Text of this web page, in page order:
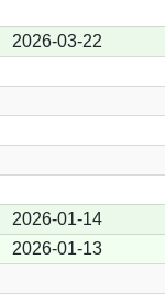
2026-03-22
2026-01-14
2026-01-13